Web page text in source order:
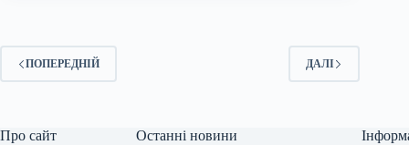
ПОПЕРЕДНІЙ ДАЛІ
Про сайт Останні новини